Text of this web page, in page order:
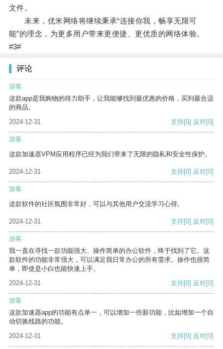
文件。
未来，优米网络将继续秉承“连接你我，畅享无限可
能”的理念，为更多用户带来更便捷、更优质的网络体验。
#3#
评论
游客
这款app是我购物的得力助手，让我能够找到最优惠的价格，买到最合适
的商品。
2024-12-31
支持[0] 反对[0]
游客
这款加速器VPM应用程序已经为我们带来了无限的隐私和安全性保护。
2024-12-31 支持[0] 反对[0]
游客
这款软件的社区氛围非常好，可以与其他用户交流学习心得。
2024-12-31 支持[0] 反对[0]
游客
我一直在寻找一款功能强大、操作简单的办公软件，终于找到了它。这
款软件的功能非常强大，可以满足我日常办公的所有需求。操作也很简
单，即使是小白也能快速上手。
2024-12-31
支持[0] 反对[0]
游客
这款加速器app的功能有点单一，可以增加一些新功能，比如增加一个自
动切换线路的功能。
2024-12-31
支持[0] 反对[0]